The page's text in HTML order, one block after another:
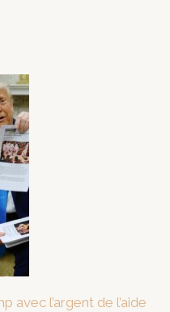
avec l’argent de l’aide